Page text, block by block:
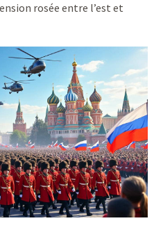
rosée entre l’est et